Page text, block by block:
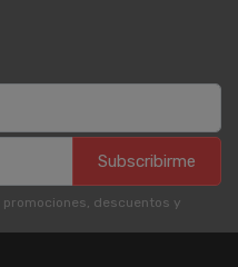
Subscribirme
descuentos y